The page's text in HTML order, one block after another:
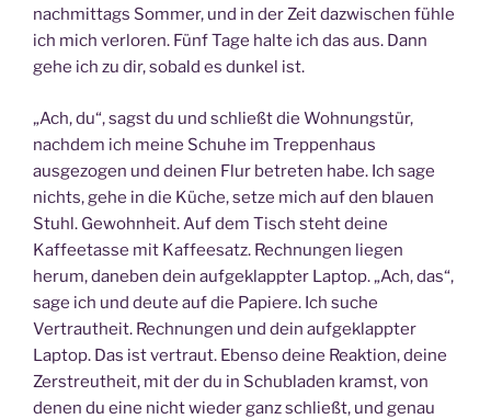
nachmittags Sommer, und in der Zeit dazwischen fühle
ich mich verloren. Fünf Tage halte ich das aus. Dann
gehe ich zu dir, sobald es dunkel ist.
„Ach, du“, sagst du und schließt die Wohnungstür,
nachdem ich meine Schuhe im Treppenhaus
ausgezogen und deinen Flur betreten habe. Ich sage
nichts, gehe in die Küche, setze mich auf den blauen
Stuhl. Gewohnheit. Auf dem Tisch steht deine
Kaffeetasse mit Kaffeesatz. Rechnungen liegen
herum, daneben dein aufgeklappter Laptop. „Ach, das“,
sage ich und deute auf die Papiere. Ich suche
Vertrautheit. Rechnungen und dein aufgeklappter
Laptop. Das ist vertraut. Ebenso deine Reaktion, deine
Zerstreutheit, mit der du in Schubladen kramst, von
denen du eine nicht wieder ganz schließt, und genau